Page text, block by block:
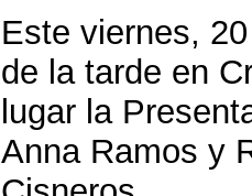
Este viernes,
de la tarde en
lugar la
Anna Ramos y